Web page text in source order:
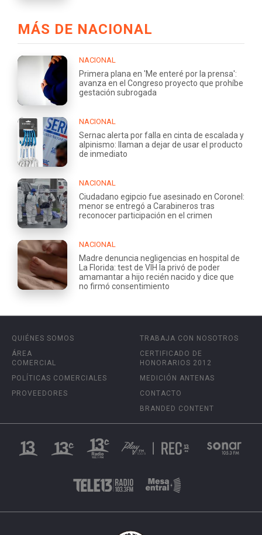
MÁS DE NACIONAL
NACIONAL
Primera plana en 'Me enteré por la prensa':
avanza en el Congreso proyecto que prohíbe
gestación subrogada
NACIONAL
Sernac alerta por falla en cinta de escalada y
alpinismo: llaman a dejar de usar el producto
de inmediato
NACIONAL
Ciudadano egipcio fue asesinado en Coronel:
menor se entregó a Carabineros tras
reconocer participación en el crimen
NACIONAL
Madre denuncia negligencias en hospital de
La Florida: test de VIH la privó de poder
amamantar a hijo recién nacido y dice que
no firmó consentimiento
QUIÉNES SOMOS
ÁREA
COMERCIAL
POLÍTICAS COMERCIALES
PROVEEDORES
TRABAJA CON NOSOTROS
CERTIFICADO DE
HONORARIOS 2012
MEDICIÓN ANTENAS
CONTACTO
BRANDED CONTENT